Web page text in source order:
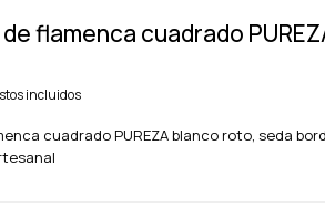
flamenca cuadrado
incluidos
cuadrado PUREZA blanco roto, seda